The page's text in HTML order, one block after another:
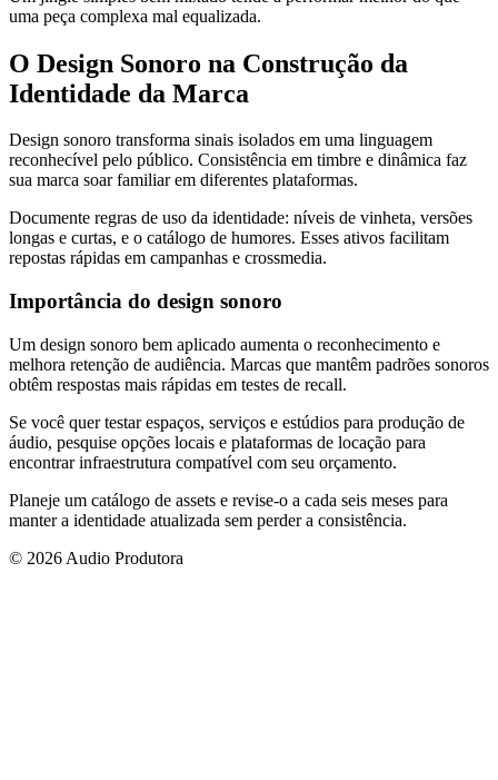
uma peça complexa mal equalizada.
O Design Sonoro na Construção da
Identidade da Marca
Design sonoro transforma sinais isolados em uma linguagem
reconhecível pelo público. Consistência em timbre e dinâmica faz
sua marca soar familiar em diferentes plataformas.
Documente regras de uso da identidade: níveis de vinheta, versões
longas e curtas, e o catálogo de humores. Esses ativos facilitam
repostas rápidas em campanhas e crossmedia.
Importância do design sonoro
Um design sonoro bem aplicado aumenta o reconhecimento e
melhora retenção de audiência. Marcas que mantêm padrões sonoros
obtêm respostas mais rápidas em testes de recall.
Se você quer testar espaços, serviços e estúdios para produção de
áudio, pesquise opções locais e plataformas de locação para
encontrar infraestrutura compatível com seu orçamento.
Planeje um catálogo de assets e revise-o a cada seis meses para
manter a identidade atualizada sem perder a consistência.
© 2026 Audio Produtora